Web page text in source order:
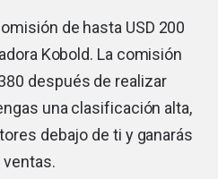
de hasta USD 200
Kobold. La comisión
después de realizar
una clasificación alta,
debajo de ti y ganarás